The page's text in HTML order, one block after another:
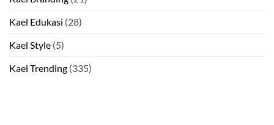
Kael Edukasi (28)
Kael Style (5)
Kael Trending (335)